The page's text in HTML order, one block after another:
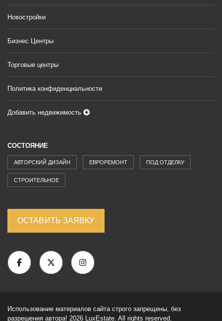
Новостройки
Бизнес Центры
Торговые центры
Политика конфиденциальности
Добавить недвижимость
СОСТОЯНИЕ
АВТОРСКИЙ ДИЗАЙН ЕВРОРЕМОНТ ПОД ОТДЕЛКУ
СТРОИТЕЛЬНОЕ
ОСТАВИТЬ ЗАЯВКУ
Использование материалов сайта строго запрещены, без
разрешения автора! 2026 LuxEstate. All rights reserved.